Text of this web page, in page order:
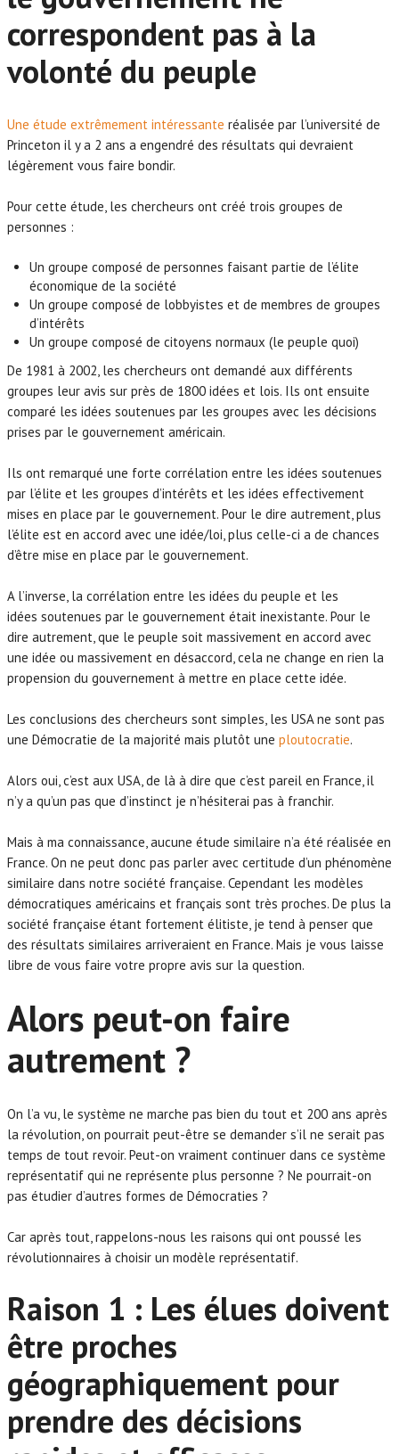
correspondent pas à la
volonté du peuple
Une étude extrêmement intéressante réalisée par l’université de
Princeton il y a 2 ans a engendré des résultats qui devraient
légèrement vous faire bondir.
Pour cette étude, les chercheurs ont créé trois groupes de
personnes :
Un groupe composé de personnes faisant partie de l’élite
économique de la société
Un groupe composé de lobbyistes et de membres de groupes
d’intérêts
Un groupe composé de citoyens normaux (le peuple quoi)
De 1981 à 2002, les chercheurs ont demandé aux différents
groupes leur avis sur près de 1800 idées et lois. Ils ont ensuite
comparé les idées soutenues par les groupes avec les décisions
prises par le gouvernement américain.
Ils ont remarqué une forte corrélation entre les idées soutenues
par l’élite et les groupes d’intérêts et les idées effectivement
mises en place par le gouvernement. Pour le dire autrement, plus
l’élite est en accord avec une idée/loi, plus celle-ci a de chances
d’être mise en place par le gouvernement.
A l’inverse, la corrélation entre les idées du peuple et les
idées soutenues par le gouvernement était inexistante. Pour le
dire autrement, que le peuple soit massivement en accord avec
une idée ou massivement en désaccord, cela ne change en rien la
propension du gouvernement à mettre en place cette idée.
Les conclusions des chercheurs sont simples, les USA ne sont pas
une Démocratie de la majorité mais plutôt une ploutocratie.
Alors oui, c’est aux USA, de là à dire que c’est pareil en France, il
n’y a qu’un pas que d’instinct je n’hésiterai pas à franchir.
Mais à ma connaissance, aucune étude similaire n’a été réalisée en
France. On ne peut donc pas parler avec certitude d’un phénomène
similaire dans notre société française. Cependant les modèles
démocratiques américains et français sont très proches. De plus la
société française étant fortement élitiste, je tend à penser que
des résultats similaires arriveraient en France. Mais je vous laisse
libre de vous faire votre propre avis sur la question.
Alors peut-on faire
autrement ?
On l’a vu, le système ne marche pas bien du tout et 200 ans après
la révolution, on pourrait peut-être se demander s’il ne serait pas
temps de tout revoir. Peut-on vraiment continuer dans ce système
représentatif qui ne représente plus personne ? Ne pourrait-on
pas étudier d’autres formes de Démocraties ?
Car après tout, rappelons-nous les raisons qui ont poussé les
révolutionnaires à choisir un modèle représentatif.
Raison 1 : Les élues doivent
être proches
géographiquement pour
prendre des décisions